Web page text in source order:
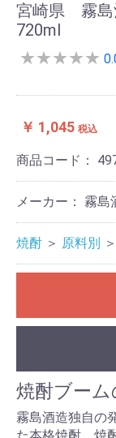
宮崎県 霧島
720ml
★★★★★
￥ 1,045税込
商品コード：
メーカー： 霧島
焼酎 ＞ 原料別 ＞
焼酎ブー
霧島酒造独自の